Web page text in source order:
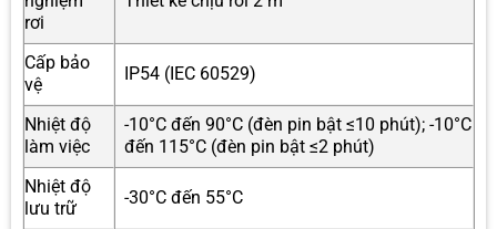
rơi
Cấp bảo
vệ
IP54 (IEC 60529)
Nhiệt độ
làm việc
-10°C đến 90°C (đèn pin bật ≤10 phút); -10°C
đến 115°C (đèn pin bật ≤2 phút)
Nhiệt độ
lưu trữ
-30°C đến 55°C